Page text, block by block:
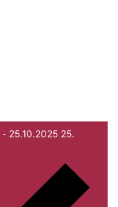
- 25.10.2025 25.